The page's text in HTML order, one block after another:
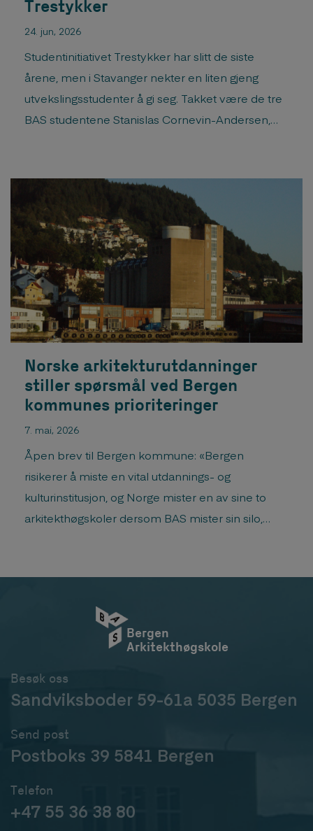
Trestykker
24. jun, 2026
Studentinitiativet Trestykker har slitt de siste
årene, men i Stavanger nekter en liten gjeng
utvekslingsstudenter å gi seg. Takket være de tre
BAS studentene Stanislas Cornevin-Andersen,
artikkelen i Arkitektur.no Her kan du se storyene
Norske arkitekturutdanninger
stiller spørsmål ved Bergen
kommunes prioriteringer
7. mai, 2026
Åpen brev til Bergen kommune: «Bergen
risikerer å miste en vital utdannings- og
kulturinstitusjon, og Norge mister en av sine to
arkitekthøgskoler dersom BAS mister sin silo,
Bergen
Arkitekthøgskole
Besøk oss
Sandviksboder 59-61a 5035 Bergen
Send post
Postboks 39 5841 Bergen
Telefon
+47 55 36 38 80